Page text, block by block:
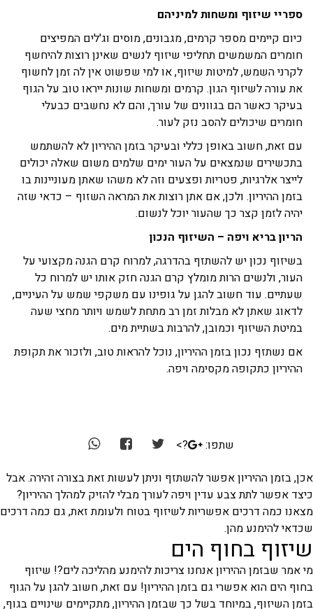
ספריי שיזוף ומשחות למיניהם
כיום קיימים מספר קרמים, מגבונים, מוסים וג'לים המפיצים
חומרים המשמשים תחליפי שיזוף לנשים שאינן רוצות להיחשף
לקרני השמש, למיטות שיזוף, או למי שפשוט אין לה זמן לחשוף
את עורה לשיזוף הגון. קרמים ומשחות שונות ייראו טוב על הגוף
בעיקר כאשר הם בגוונים של עורך, והם לא נחשבים כבעלי
חומרים שיכולים להסב נזק לעור.
עם זאת, חשוב באופן כללי ובעיקר בזמן ההיריון לא להשתמש
בתכשירים שנמצאים על העור ימים שלמים משום שאלה יכולים
לייצר אלרגיות, פטריות ופצעים וזה לא משהו שאתן מעוניינות בו
בזמן ההיריון. ולכן, אם אתן רוצות את המראה השזוף – כדאי שזה
יהיה לזמן קצר כך שהעור יוכל לנשום.
הריון בריא ויפה – השיזוף הנכון
בשיזוף נכון יש להשתזף בהדרגה, למרוח קרם הגנה מקצועי על
העור, ולנשים הרות מומלץ קרם הגנה חזק אותו יש למרוח כל
שעתיים. עוד חשוב להגן על גופינו עם משקפי שמש על העיניים,
לדאוג שאתן לא מבלות זמן רב מתחת לשמש ויותר מחצי שעה
במיטת השיזוף וכמובן, להרבות בשתיית מים.
אם נשתזף נכון בזמן ההיריון, נוכל להראות טוב, ולזכור את תקופת
ההיריון כתקופה מקסימה ויפה.
שתפו:
?>
אכן, בזמן ההיריון אפשר להשתזף וניתן לעשות זאת בצורה זהירה. אבל
כיצד אפשר לתת צבע עדין ויפה לעורך מבלי להזיק למהלך ההיריון?
מצאנו כמה דרכים אפשריות לשיזוף בטוח ולעומת זאת, גם כמה דרכים
שכדאי להימנע מהן.
שיזוף בחוף הים
מי אמר שבזמן ההיריון אנחנו צריכות להימנע מהליכה לים?! שיזוף
בחוף הים הוא אפשרי גם בזמן ההיריון! עם זאת, חשוב להגן על הגוף
בזמן השיזוף, במיוחד בשל כך שבזמן ההיריון, מתקיימים שינויים בגוף,